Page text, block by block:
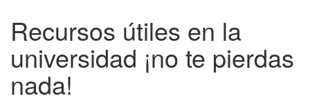
Recursos útiles en la
universidad ¡no te pierdas
nada!